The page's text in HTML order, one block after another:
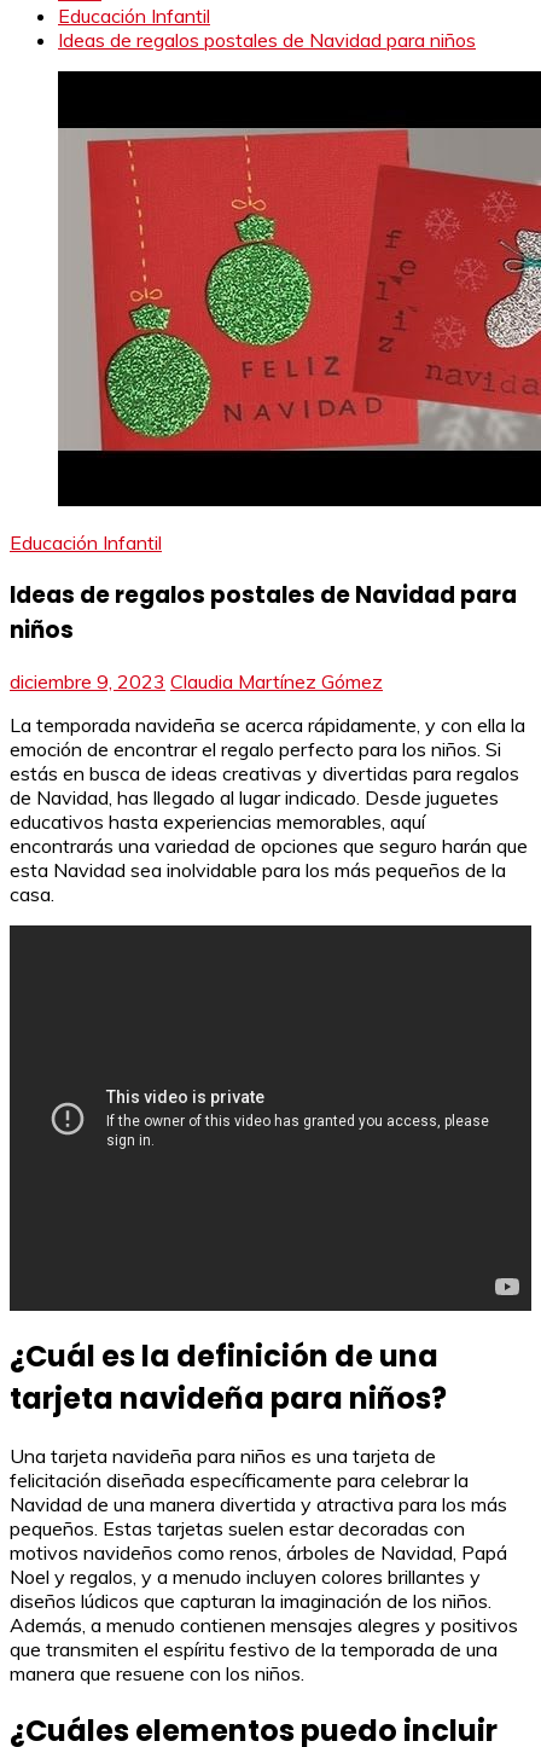
Educación Infantil
Ideas de regalos postales de Navidad para niños
Educación Infantil
Ideas de regalos postales de Navidad para
niños
diciembre 9, 2023 Claudia Martínez Gómez
La temporada navideña se acerca rápidamente, y con ella la
emoción de encontrar el regalo perfecto para los niños. Si
estás en busca de ideas creativas y divertidas para regalos
de Navidad, has llegado al lugar indicado. Desde juguetes
educativos hasta experiencias memorables, aquí
encontrarás una variedad de opciones que seguro harán que
esta Navidad sea inolvidable para los más pequeños de la
casa.
¿Cuál es la definición de una
tarjeta navideña para niños?
Una tarjeta navideña para niños es una tarjeta de
felicitación diseñada específicamente para celebrar la
Navidad de una manera divertida y atractiva para los más
pequeños. Estas tarjetas suelen estar decoradas con
motivos navideños como renos, árboles de Navidad, Papá
Noel y regalos, y a menudo incluyen colores brillantes y
diseños lúdicos que capturan la imaginación de los niños.
Además, a menudo contienen mensajes alegres y positivos
que transmiten el espíritu festivo de la temporada de una
manera que resuene con los niños.
¿Cuáles elementos puedo incluir